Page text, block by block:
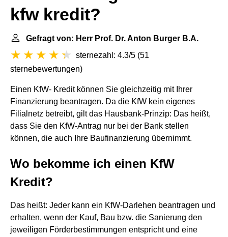
kfw kredit?
Gefragt von: Herr Prof. Dr. Anton Burger B.A.
sternezahl: 4.3/5 (51
sternebewertungen)
Einen KfW- Kredit können Sie gleichzeitig mit Ihrer
Finanzierung beantragen. Da die KfW kein eigenes
Filialnetz betreibt, gilt das Hausbank-Prinzip: Das heißt,
dass Sie den KfW-Antrag nur bei der Bank stellen
können, die auch Ihre Baufinanzierung übernimmt.
Wo bekomme ich einen KfW
Kredit?
Das heißt: Jeder kann ein KfW-Darlehen beantragen und
erhalten, wenn der Kauf, Bau bzw. die Sanierung den
jeweiligen Förderbestimmungen entspricht und eine